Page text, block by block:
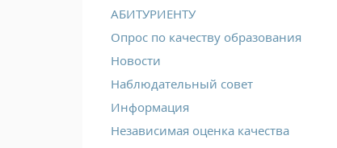
АБИТУРИЕНТУ
Опрос по качеству образования
Новости
Наблюдательный совет
Информация
Независимая оценка качества